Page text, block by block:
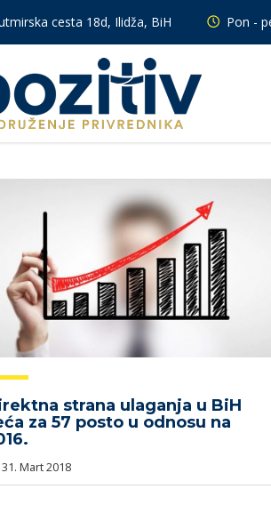
cesta 18d, Ilidža, BiH Pon -
strana ulaganja u BiH
za 57 posto u odnosu na
31. Mart 2018